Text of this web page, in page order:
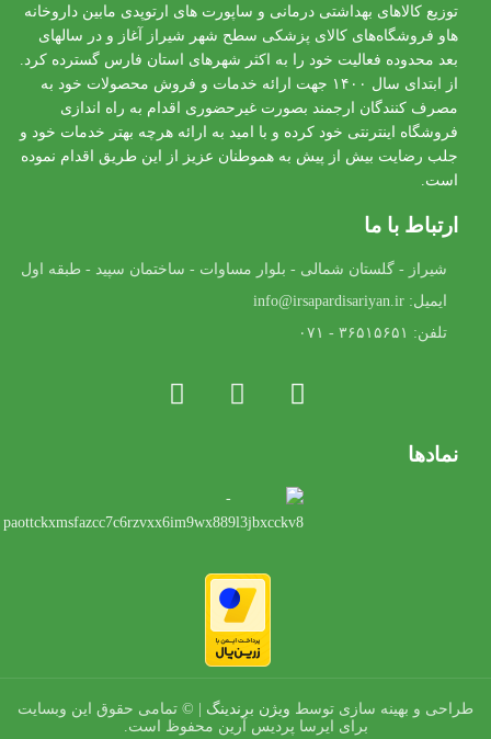
توزیع کالاهای بهداشتی درمانی و ساپورت های ارتوپدی مابین داروخانه
هاو فروشگاه‌های کالای پزشکی سطح شهر شیراز آغاز و در سالهای
بعد محدوده فعالیت خود را به اکثر شهرهای استان فارس گسترده کرد.
از ابتدای سال ۱۴۰۰ جهت ارائه خدمات و فروش محصولات خود به
مصرف کنندگان ارجمند بصورت غیرحضوری اقدام به راه اندازی
فروشگاه اینترنتی خود کرده و با امید به ارائه هرچه بهتر خدمات خود و
جلب رضایت بیش از پیش به هموطنان عزیز از این طریق اقدام نموده
است.
ارتباط با ما
شیراز - گلستان شمالی - بلوار مساوات - ساختمان سپید - طبقه اول
ایمیل: info@irsapardisariyan.ir
تلفن: ۳۶۵۱۵۶۵۱ - ۰۷۱
نمادها
طراحی و بهینه سازی توسط ویژن برندینگ | © تمامی حقوق این وبسایت
برای ایرسا پردیس آرین محفوظ است.